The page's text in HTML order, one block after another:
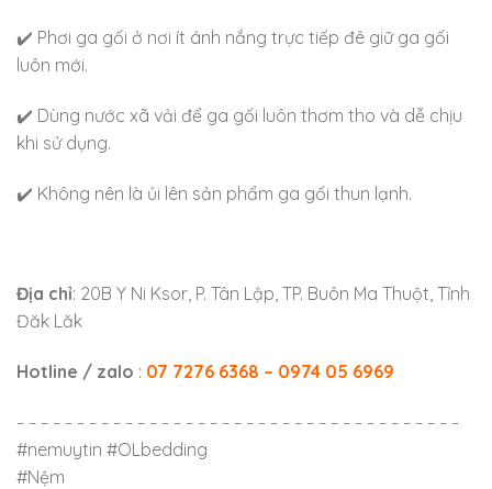
✔️ Phơi ga gối ở nơi ít ánh nắng trực tiếp đê giữ ga gối
luôn mới.
✔️ Dùng nước xã vải để ga gối luôn thơm tho và dễ chịu
khi sử dụng.
✔️ Không nên là ủi lên sản phẩm ga gối thun lạnh.
Địa chỉ: 20B Y Ni Ksor, P. Tân Lập, TP. Buôn Ma Thuột, Tỉnh
Đăk Lăk
Hotline / zalo : 07 7276 6368 – 0974 05 6969
– – – – – – – – – – – – – – – – – – – – – – – – – – – – – – – – – – – – –
#nemuytin #OLbedding
#Nệm